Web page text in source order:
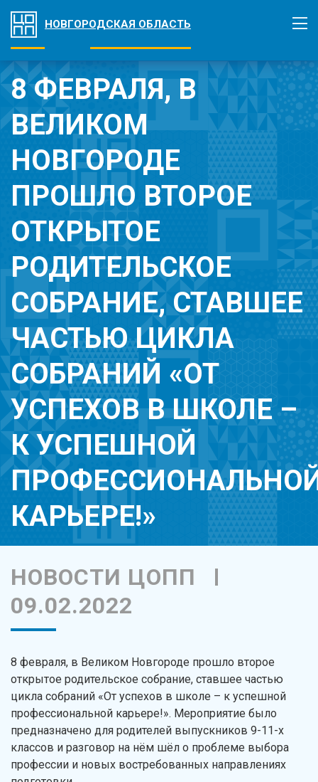
НОВГОРОДСКАЯ ОБЛАСТЬ
8 ФЕВРАЛЯ, В
ВЕЛИКОМ
НОВГОРОДЕ
ПРОШЛО ВТОРОЕ
ОТКРЫТОЕ
РОДИТЕЛЬСКОЕ
СОБРАНИЕ, СТАВШЕЕ
ЧАСТЬЮ ЦИКЛА
СОБРАНИЙ «ОТ
УСПЕХОВ В ШКОЛЕ –
К УСПЕШНОЙ
КАРЬЕРЕ!»
НОВОСТИ ЦОПП
09.02.2022
8 февраля, в Великом Новгороде прошло второе
открытое родительское собрание, ставшее частью
цикла собраний «От успехов в школе – к успешной
профессиональной карьере!». Мероприятие было
предназначено для родителей выпускников 9-11-х
классов и разговор на нём шёл о проблеме выбора
профессии и новых востребованных направлениях